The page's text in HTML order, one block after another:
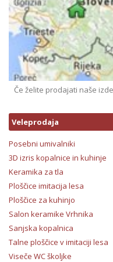
Če želite prodajati naše
Veleprodaja
Posebni umivalniki
3D izris kopalnice in kuhinje
Keramika za tla
Ploščice imitacija lesa
Ploščice za kuhinjo
Salon keramike Vrhnika
Sanjska kopalnica
Talne ploščice v imitaciji lesa
Viseče WC školjke